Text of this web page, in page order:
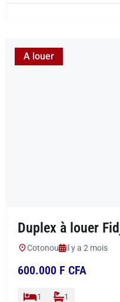
A louer
Duplex à louer
Cotonou il y a 2 mois
600.000 F CFA
1 1